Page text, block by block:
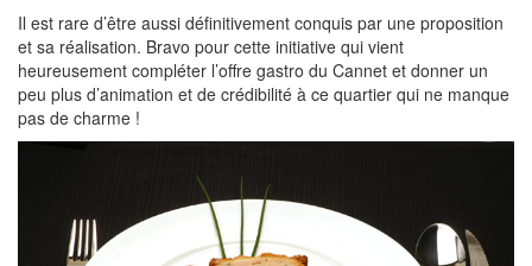
Il est rare d’être aussi définitivement conquis par une proposition
et sa réalisation. Bravo pour cette initiative qui vient
heureusement compléter l’offre gastro du Cannet et donner un
peu plus d’animation et de crédibilité à ce quartier qui ne manque
pas de charme !